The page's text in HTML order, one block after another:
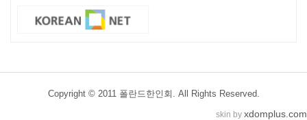
Copyright © 2011 폴란드한인회. All Rights Reserved.
skin by xdomplus.com